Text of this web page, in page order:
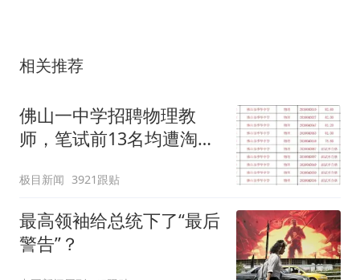
相关推荐
佛山一中学招聘物理教
师，笔试前13名均遭淘
聘，成立调查组全面核查
极目新闻 3921跟贴
最高领袖给总统下了“最后
警告”？